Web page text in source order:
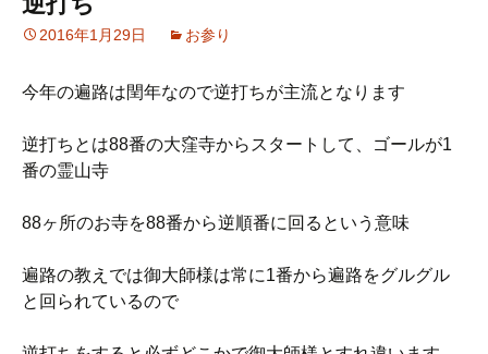
2016年1月29日 お参り
今年の遍路は閏年なので逆打ちが主流となります
逆打ちとは88番の大窪寺からスタートして、ゴールが1
番の霊山寺
88ヶ所のお寺を88番から逆順番に回るという意味
遍路の教えでは御大師様は常に1番から遍路をグルグル
と回られているので